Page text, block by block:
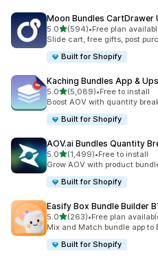
Moon Bundles CartDrawer
5.0เต็ม 5 ดาว
(594)
ทั้งหมด 594 รีวิว
•Free plan
Slide cart, free gifts, post
Built for Shopify
Kaching Bundles App &
5.0เต็ม 5 ดาว
(5,089)
ทั้งหมด 5089 รีวิว
•Free to install
Boost AOV with quantity
Built for Shopify
AOV.ai Bundles Quantity
5.0เต็ม 5 ดาว
(1,499)
ทั้งหมด 1499 รีวิว
•Free to install
Grow AOV with product
Built for Shopify
Easify Box Bundle Builder
5.0เต็ม 5 ดาว
(263)
ทั้งหมด 263 รีวิว
•Free plan
Mix and Match bundle app to
Built for Shopify